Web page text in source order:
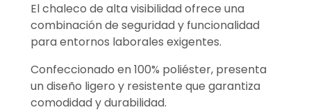
El chaleco de alta visibilidad ofrece una
combinación de seguridad y funcionalidad
para entornos laborales exigentes.
Confeccionado en 100% poliéster, presenta
un diseño ligero y resistente que garantiza
comodidad y durabilidad.